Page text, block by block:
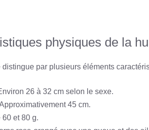
physiques de la
distingue par plusieurs éléments
26 à 32 cm selon le sexe.
45 cm.
60 et 80 g.